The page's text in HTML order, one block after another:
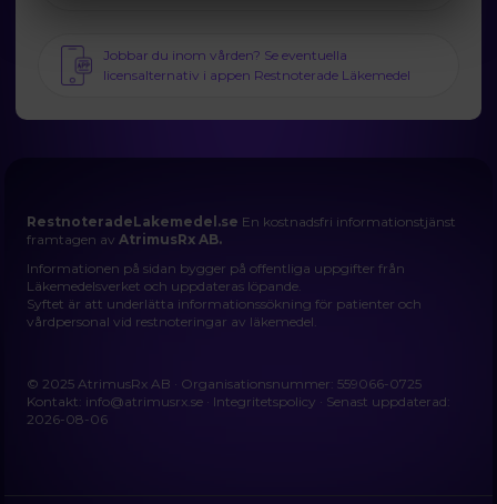
Jobbar du inom vården? Se eventuella
licensalternativ i appen Restnoterade Läkemedel
RestnoteradeLakemedel.se En kostnadsfri informationstjänst
framtagen avAtrimusRx AB.
Informationen på sidan bygger på offentliga uppgifter från
Läkemedelsverket och uppdateras löpande.
Syftet är att underlätta informationssökning för patienter och
vårdpersonal vid restnoteringar av läkemedel.
© 2025 AtrimusRx AB · Organisationsnummer: 559066-0725
Kontakt: info@atrimusrx.se · Integritetspolicy · Senast uppdaterad:
2026-08-06